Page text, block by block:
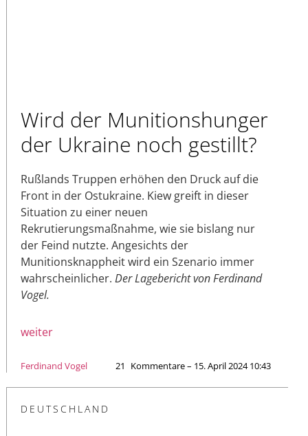
Wird der Munitionshunger
der Ukraine noch gestillt?
Rußlands Truppen erhöhen den Druck auf die
Front in der Ostukraine. Kiew greift in dieser
Situation zu einer neuen
Rekrutierungsmaßnahme, wie sie bislang nur
der Feind nutzte. Angesichts der
Munitionsknappheit wird ein Szenario immer
wahrscheinlicher. Der Lagebericht von Ferdinand
Vogel.
weiter
Ferdinand Vogel 21 Kommentare – 15. April 2024 10:43
DEUTSCHLAND